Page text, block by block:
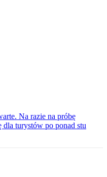
Na razie na próbę
dla turystów po ponad stu